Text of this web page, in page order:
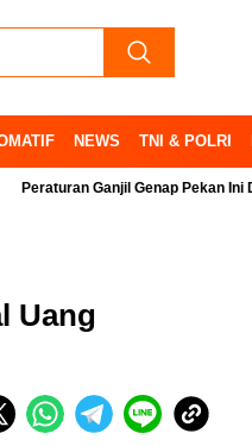
NEWS TNI & POLRI
Ganjil Genap Pekan Ini Ditiadakan
Uang